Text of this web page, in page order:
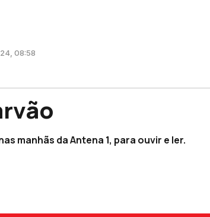
08:58
manhãs da Antena 1, para ouvir e ler.